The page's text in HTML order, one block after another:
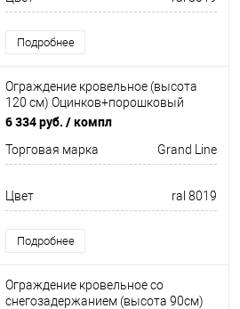
Подробнее
Ограждение кровельное (высота
120 см) Оцинков+порошковый
окрас 3000мм Grand Line
6 334 руб. / компл
Торговая марка Grand Line
Цвет ral 8019
Подробнее
Ограждение кровельное со
снегозадержанием (высота 90см)